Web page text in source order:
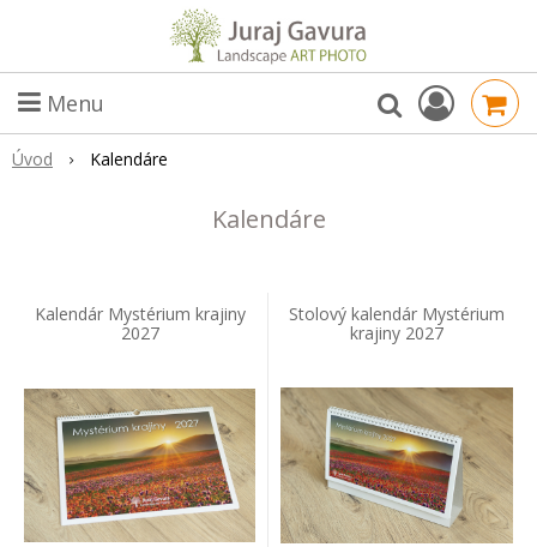
Menu
Úvod Kalendáre
Kalendáre
Kalendár Mystérium krajiny
2027
Stolový kalendár Mystérium
krajiny 2027